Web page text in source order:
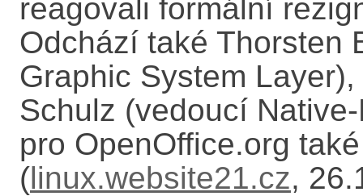
reagovali formální
Odchází také Thorsten
Graphic System
Schulz (vedoucí
pro OpenOffice.org
(linux.website21.cz,